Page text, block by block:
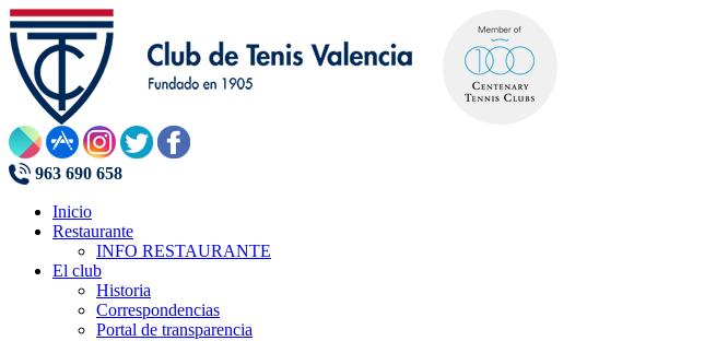
963 690 658
Inicio
Restaurante
INFO RESTAURANTE
El club
Historia
Correspondencias
Portal de transparencia